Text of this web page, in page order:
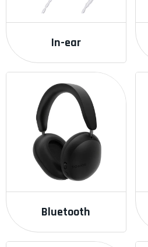
In-ear
Bluetooth